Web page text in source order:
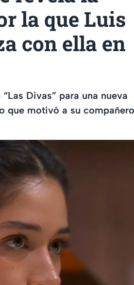
la que Luis
con ella en
Divas” para una nueva
que motivó a su